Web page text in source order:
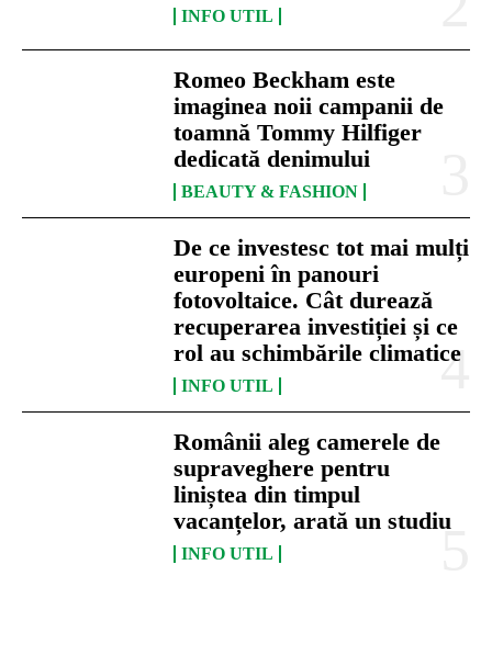
INFO UTIL
Romeo Beckham este
imaginea noii campanii de
toamnă Tommy Hilfiger
dedicată denimului
BEAUTY & FASHION
De ce investesc tot mai mulți
europeni în panouri
fotovoltaice. Cât durează
recuperarea investiției și ce
rol au schimbările climatice
INFO UTIL
Românii aleg camerele de
supraveghere pentru
liniștea din timpul
vacanțelor, arată un studiu
INFO UTIL